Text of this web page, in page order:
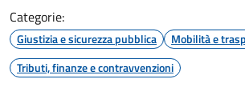
Categorie:
Giustizia e sicurezza pubblica
Mobilità e
Tributi, finanze e contravvenzioni